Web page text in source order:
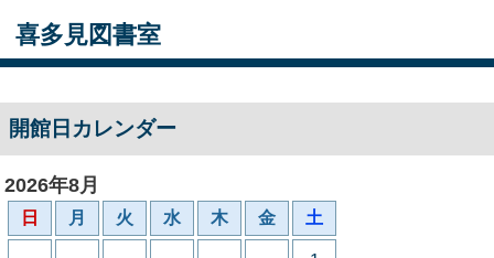
喜多見図書室
開館日カレンダー
2026年8月
日 月 火 水 木 金 土